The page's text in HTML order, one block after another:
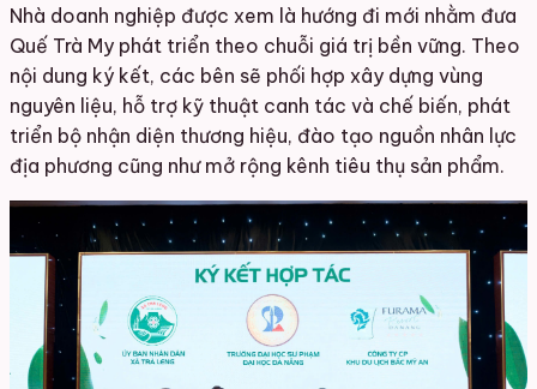
Nhà doanh nghiệp được xem là hướng đi mới nhằm đưa
Quế Trà My phát triển theo chuỗi giá trị bền vững. Theo
nội dung ký kết, các bên sẽ phối hợp xây dựng vùng
nguyên liệu, hỗ trợ kỹ thuật canh tác và chế biến, phát
triển bộ nhận diện thương hiệu, đào tạo nguồn nhân lực
địa phương cũng như mở rộng kênh tiêu thụ sản phẩm.